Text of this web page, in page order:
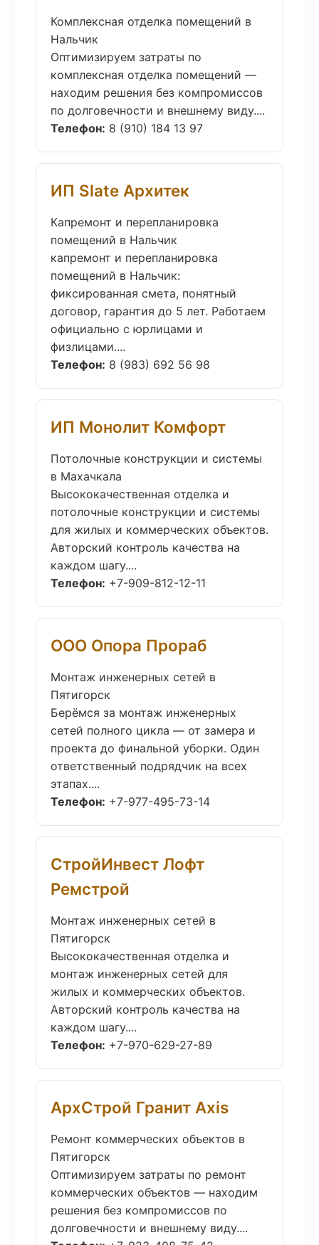
Комплексная отделка помещений в
Нальчик
Оптимизируем затраты по
комплексная отделка помещений —
находим решения без компромиссов
по долговечности и внешнему виду....
Телефон: 8 (910) 184 13 97
ИП Slate Архитек
Капремонт и перепланировка
помещений в Нальчик
капремонт и перепланировка
помещений в Нальчик:
фиксированная смета, понятный
договор, гарантия до 5 лет. Работаем
официально с юрлицами и
физлицами....
Телефон: 8 (983) 692 56 98
ИП Монолит Комфорт
Потолочные конструкции и системы
в Махачкала
Высококачественная отделка и
потолочные конструкции и системы
для жилых и коммерческих объектов.
Авторский контроль качества на
каждом шагу....
Телефон: +7-909-812-12-11
ООО Опора Прораб
Монтаж инженерных сетей в
Пятигорск
Берёмся за монтаж инженерных
сетей полного цикла — от замера и
проекта до финальной уборки. Один
ответственный подрядчик на всех
этапах....
Телефон: +7-977-495-73-14
СтройИнвест Лофт
Ремстрой
Монтаж инженерных сетей в
Пятигорск
Высококачественная отделка и
монтаж инженерных сетей для
жилых и коммерческих объектов.
Авторский контроль качества на
каждом шагу....
Телефон: +7-970-629-27-89
АрхСтрой Гранит Axis
Ремонт коммерческих объектов в
Пятигорск
Оптимизируем затраты по ремонт
коммерческих объектов — находим
решения без компромиссов по
долговечности и внешнему виду....